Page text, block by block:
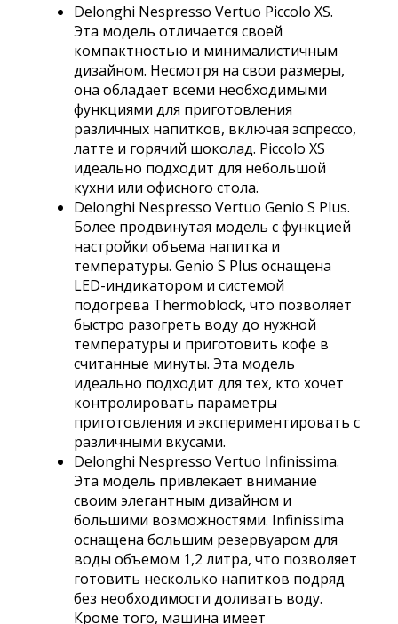
Delonghi Nespresso Vertuo Piccolo XS.
Эта модель отличается своей
компактностью и минималистичным
дизайном. Несмотря на свои размеры,
она обладает всеми необходимыми
функциями для приготовления
различных напитков, включая эспрессо,
латте и горячий шоколад. Piccolo XS
идеально подходит для небольшой
кухни или офисного стола.
Delonghi Nespresso Vertuo Genio S Plus.
Более продвинутая модель с функцией
настройки объема напитка и
температуры. Genio S Plus оснащена
LED-индикатором и системой
подогрева Thermoblock, что позволяет
быстро разогреть воду до нужной
температуры и приготовить кофе в
считанные минуты. Эта модель
идеально подходит для тех, кто хочет
контролировать параметры
приготовления и экспериментировать с
различными вкусами.
Delonghi Nespresso Vertuo Infinissima.
Эта модель привлекает внимание
своим элегантным дизайном и
большими возможностями. Infinissima
оснащена большим резервуаром для
воды объемом 1,2 литра, что позволяет
готовить несколько напитков подряд
без необходимости доливать воду.
Кроме того, машина имеет